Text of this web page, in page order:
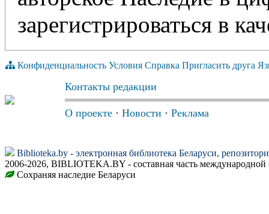
зарегистрироваться в
Конфиденциальность Условия Справка Пригласить друга
Контакты редакции
О проекте · Новости · Реклама
Biblioteka.by - электронная библиотека Беларуси,
2006-2026, BIBLIOTEKA.BY - составная часть
Сохраняя наследие Беларуси